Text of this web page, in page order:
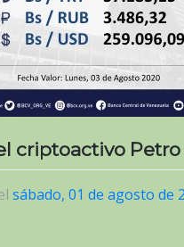
criptoactivo
sábado, 01 de agosto de